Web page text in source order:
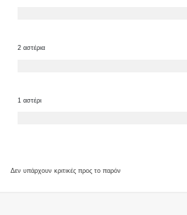
2 αστέρια
1 αστέρι
Δεν υπάρχουν κριτικές προς το παρόν